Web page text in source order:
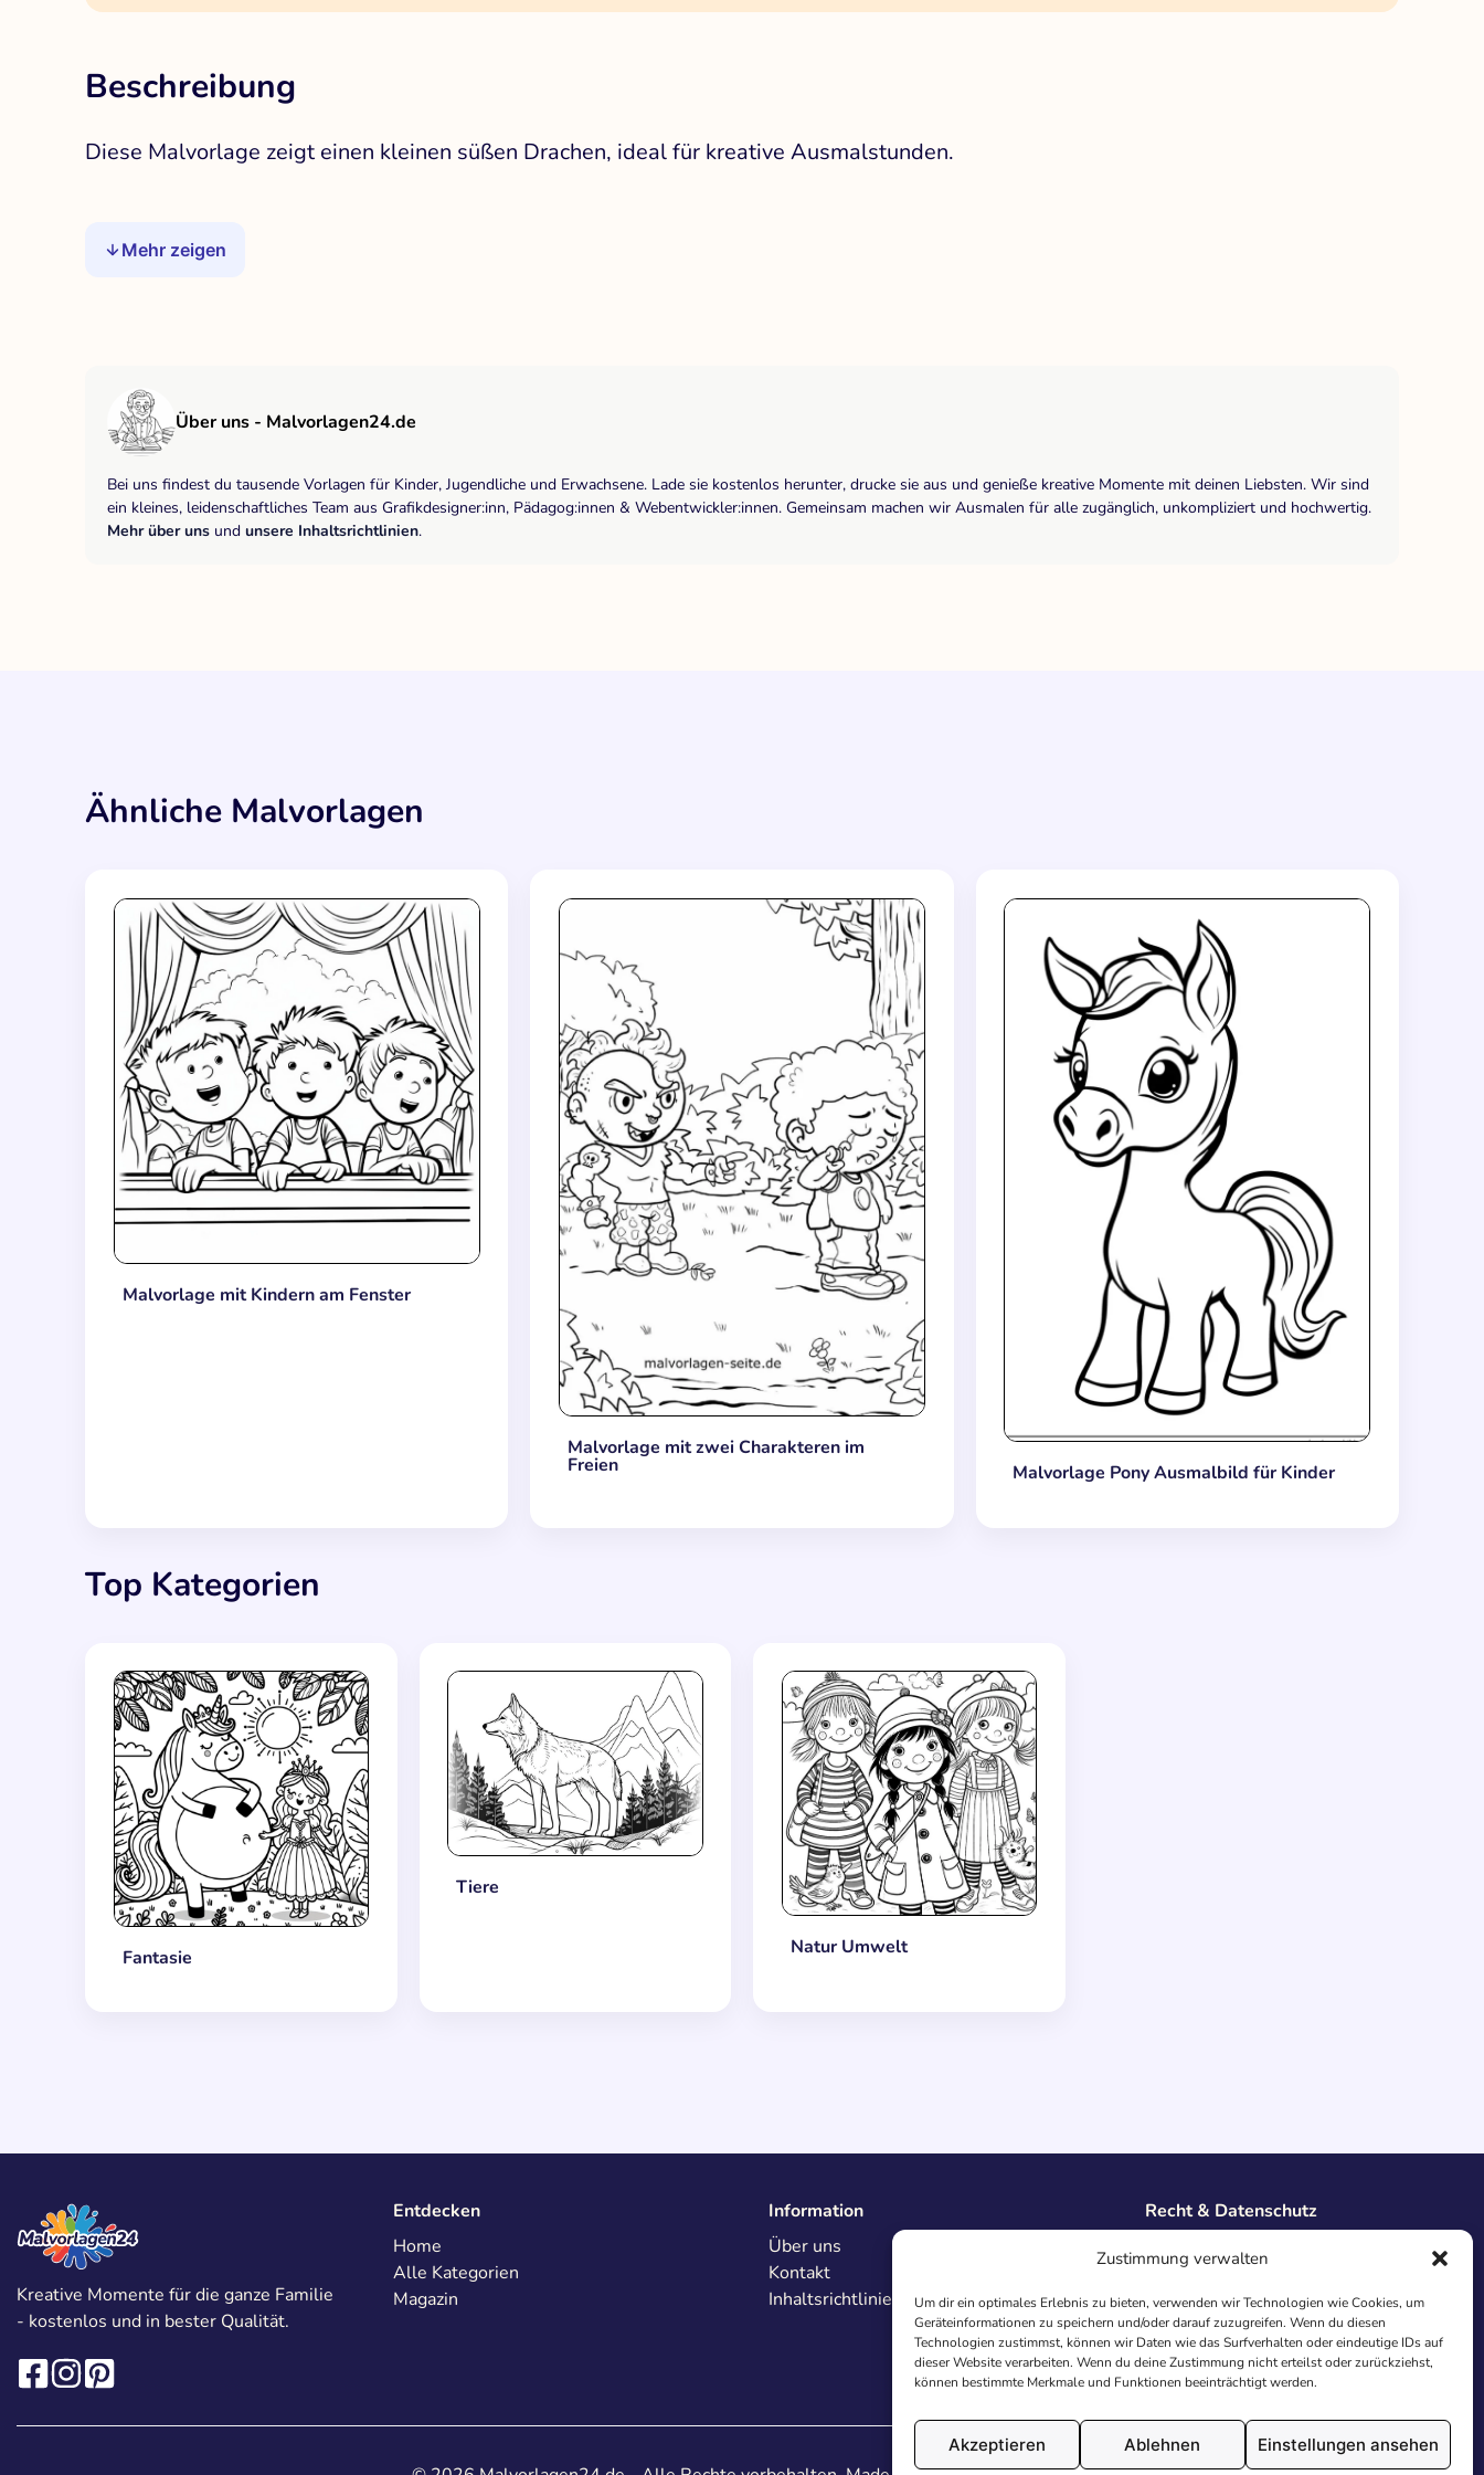
Zustimmung verwalten
Um dir ein optimales Erlebnis zu bieten, verwenden wir Technologien wie Cookies, um
Geräteinformationen zu speichern und/oder darauf zuzugreifen. Wenn du diesen
Technologien zustimmst, können wir Daten wie das Surfverhalten oder eindeutige IDs auf
dieser Website verarbeiten. Wenn du deine Zustimmung nicht erteilst oder zurückziehst,
können bestimmte Merkmale und Funktionen beeinträchtigt werden.
Akzeptieren Ablehnen Einstellungen ansehen
Beschreibung
Diese Malvorlage zeigt einen kleinen süßen Drachen, ideal für kreative Ausmalstunden.
Mehr zeigen
Über uns - Malvorlagen24.de
Bei uns findest du tausende Vorlagen für Kinder, Jugendliche und Erwachsene. Lade sie kostenlos herunter, drucke sie aus und genieße kreative Momente mit deinen Liebsten. Wir sind
ein kleines, leidenschaftliches Team aus Grafikdesigner:inn, Pädagog:innen & Webentwickler:innen. Gemeinsam machen wir Ausmalen für alle zugänglich, unkompliziert und hochwertig.
Mehr über uns und unsere Inhaltsrichtlinien.
Ähnliche Malvorlagen
Malvorlage mit Kindern am Fenster
Malvorlage mit zwei Charakteren im
Freien Malvorlage Pony Ausmalbild für Kinder
Top Kategorien
Fantasie
Tiere
Natur Umwelt
Kreative Momente für die ganze Familie
- kostenlos und in bester Qualität.
Entdecken
Home
Alle Kategorien
Magazin
Information
Über uns
Kontakt
Inhaltsrichtlinien
Recht & Datenschutz
Datenschutz
AGB
Cookies